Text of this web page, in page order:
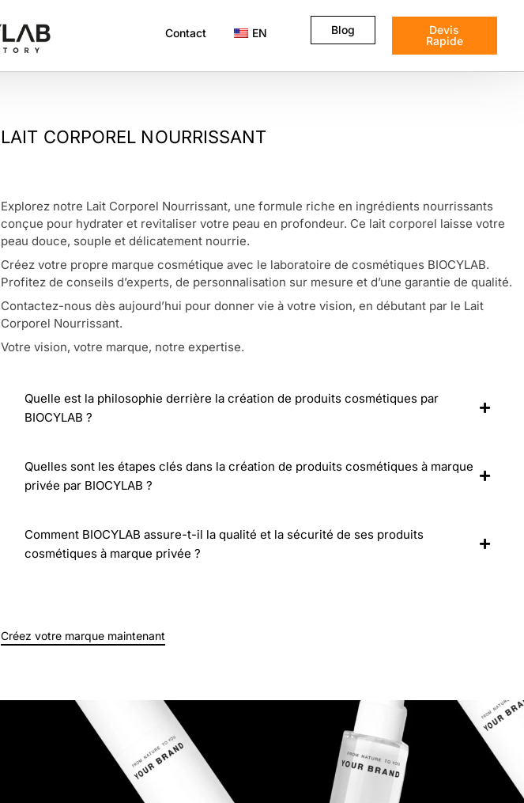
Contact EN Blog
Devis
Rapide
LAIT CORPOREL NOURRISSANT
Explorez notre Lait Corporel Nourrissant, une formule riche en ingrédients nourrissants
conçue pour hydrater et revitaliser votre peau en profondeur. Ce lait corporel laisse votre
peau douce, souple et délicatement nourrie.
Créez votre propre marque cosmétique avec le laboratoire de cosmétiques BIOCYLAB.
Profitez de conseils d’experts, de personnalisation sur mesure et d’une garantie de qualité.
Contactez-nous dès aujourd’hui pour donner vie à votre vision, en débutant par le Lait
Corporel Nourrissant.
Votre vision, votre marque, notre expertise.
Quelle est la philosophie derrière la création de produits cosmétiques par
BIOCYLAB ?
Quelles sont les étapes clés dans la création de produits cosmétiques à marque
privée par BIOCYLAB ?
Comment BIOCYLAB assure-t-il la qualité et la sécurité de ses produits
cosmétiques à marque privée ?
Créez votre marque maintenant